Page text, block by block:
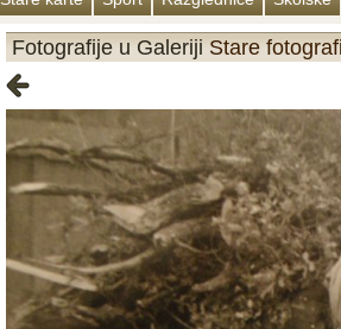
Fotografije u Galeriji Stare